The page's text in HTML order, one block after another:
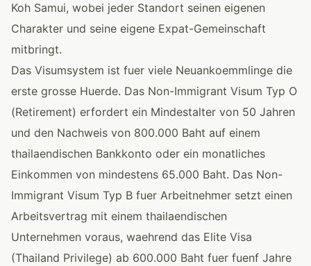
Koh Samui, wobei jeder Standort seinen eigenen
Charakter und seine eigene Expat-Gemeinschaft
mitbringt.
Das Visumsystem ist fuer viele Neuankoemmlinge die
erste grosse Huerde. Das Non-Immigrant Visum Typ O
(Retirement) erfordert ein Mindestalter von 50 Jahren
und den Nachweis von 800.000 Baht auf einem
thailaendischen Bankkonto oder ein monatliches
Einkommen von mindestens 65.000 Baht. Das Non-
Immigrant Visum Typ B fuer Arbeitnehmer setzt einen
Arbeitsvertrag mit einem thailaendischen
Unternehmen voraus, waehrend das Elite Visa
(Thailand Privilege) ab 600.000 Baht fuer fuenf Jahre